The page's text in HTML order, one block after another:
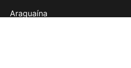
Araguaína